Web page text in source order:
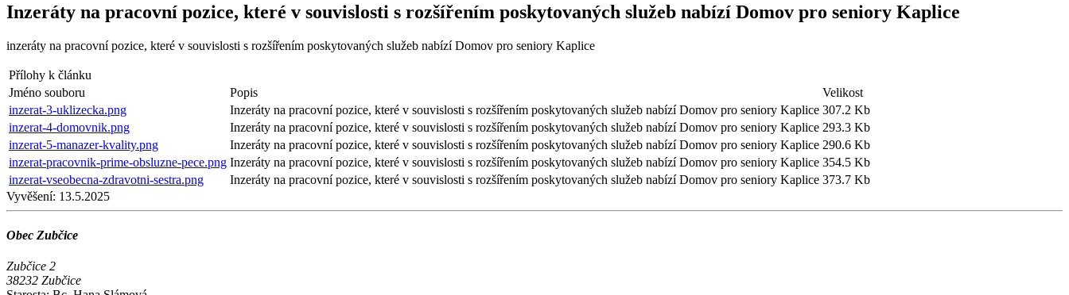
Inzeráty na pracovní pozice, které v souvislosti s rozšířením poskytovaných služeb nabízí Domov pro seniory Kaplice
inzeráty na pracovní pozice, které v souvislosti s rozšířením poskytovaných služeb nabízí Domov pro seniory Kaplice
Přílohy k článku
Jméno souboru
Popis
Velikost
inzerat-3-uklizecka.png
Inzeráty na pracovní pozice, které v souvislosti s rozšířením poskytovaných služeb nabízí Domov pro seniory Kaplice 307.2 Kb
inzerat-4-domovnik.png
Inzeráty na pracovní pozice, které v souvislosti s rozšířením poskytovaných služeb nabízí Domov pro seniory Kaplice 293.3 Kb
inzerat-5-manazer-kvality.png
Inzeráty na pracovní pozice, které v souvislosti s rozšířením poskytovaných služeb nabízí Domov pro seniory Kaplice 290.6 Kb
inzerat-pracovnik-prime-obsluzne-pece.png Inzeráty na pracovní pozice, které v souvislosti s rozšířením poskytovaných služeb nabízí Domov pro seniory Kaplice 354.5 Kb
inzerat-vseobecna-zdravotni-sestra.png
Inzeráty na pracovní pozice, které v souvislosti s rozšířením poskytovaných služeb nabízí Domov pro seniory Kaplice 373.7 Kb
Vyvěšení: 13.5.2025
Obec Zubčice
Zubčice 2
38232 Zubčice